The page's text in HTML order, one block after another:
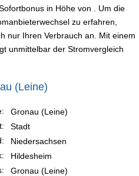
in Höhe von . Um die
zu erfahren,
nur Ihren Verbrauch an. Mit einem
unmittelbar der Stromvergleich
(Leine)
Gronau (Leine)
Stadt
Niedersachsen
Hildesheim
Gronau (Leine)